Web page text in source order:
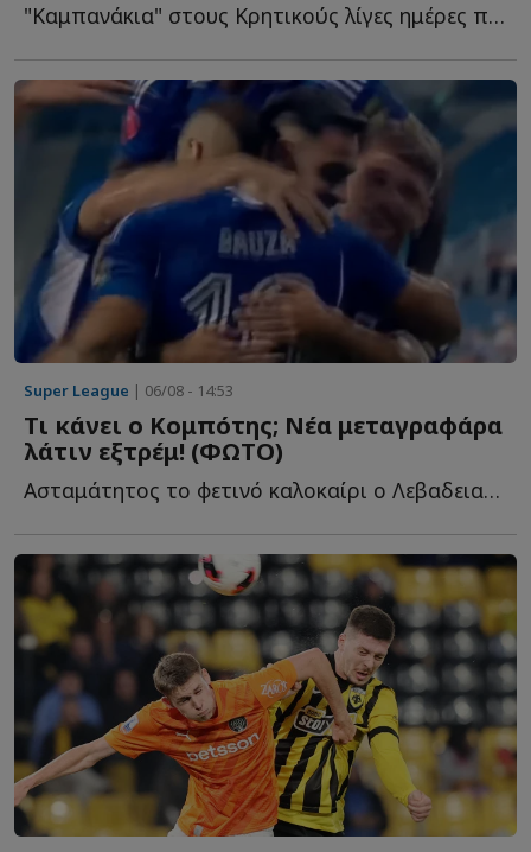
"Καμπανάκια" στους Κρητικούς λίγες ημέρες πριν τον τ...
Super League | 06/08 - 14:53
Τι κάνει ο Κομπότης; Νέα μεταγραφάρα
λάτιν εξτρέμ! (ΦΩΤΟ)
Ασταμάτητος το φετινό καλοκαίρι ο Λεβαδειακός, α...